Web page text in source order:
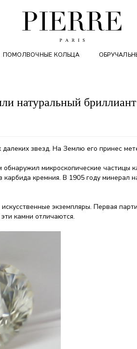
ПОМОЛВОЧНЫЕ КОЛЬЦА
натуральный
звезд. На Землю его принес
микроскопические
кремния. В 1905 году минерал
экземпляры. Первая
камни отличаются.